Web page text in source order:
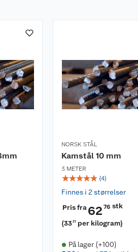
av pukk eller
Ved bruk som
støtte. På toppen
må du sjekke
også å sikre
av en faglig
det strengere krav.
NORSK STÅL
Kamstål 10 mm
3 METER
☆☆☆☆☆ (4)
Finnes i 2 størrelser
Pris fra62 76 stk
(3321 per kilogram)
På lager (+100)